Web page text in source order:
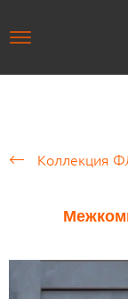
Коллекция